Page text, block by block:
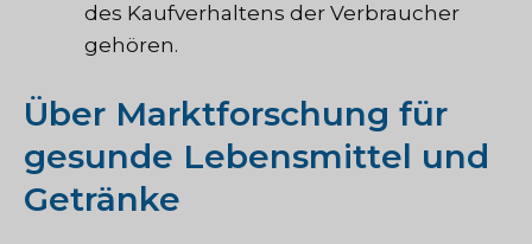
des Kaufverhaltens der Verbraucher
gehören.
Über Marktforschung für
gesunde Lebensmittel und
Getränke